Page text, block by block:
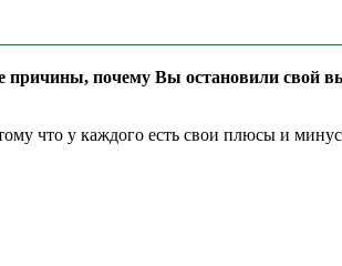
причины, почему Вы остановили свой
что у каждого есть свои плюсы и